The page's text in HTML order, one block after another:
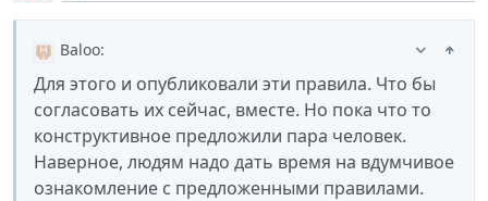
Baloo:
Для этого и опубликовали эти правила. Что бы
согласовать их сейчас, вместе. Но пока что то
конструктивное предложили пара человек.
Наверное, людям надо дать время на вдумчивое
ознакомление с предложенными правилами.